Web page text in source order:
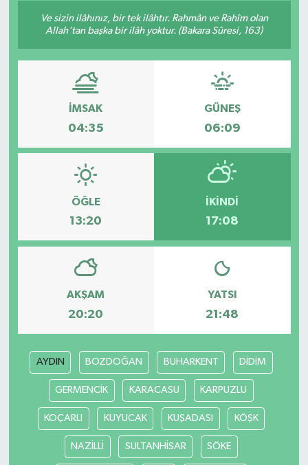
Ve sizin ilâhınız, bir tek ilâhtır. Rahmân ve Rahîm olan
Allah'tan başka bir ilâh yoktur. (Bakara Sûresi, 163)
İMSAK
04:35
GÜNEŞ
06:09
ÖĞLE
13:20
İKINDI
17:08
AKŞAM
20:20
YATSI
21:48
AYDIN BOZDOĞAN BUHARKENT DİDİM
GERMENCİK KARACASU KARPUZLU
KOÇARLI KUYUCAK KUŞADASI KÖŞK
NAZİLLİ SULTANHİSAR SÖKE
Siyaset
Spor
Vefat Edenler
Video Galeri